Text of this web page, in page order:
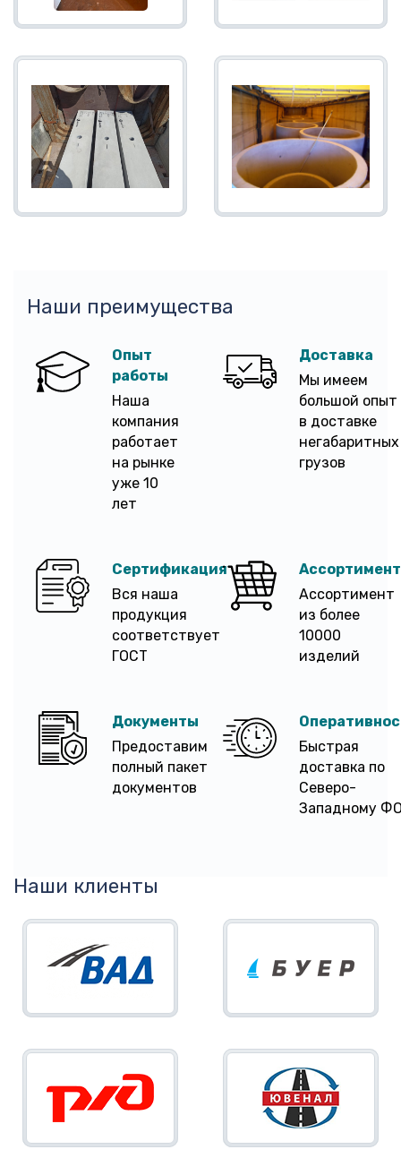
Наши преимущества
Опыт
работы
Наша
компания
работает
на рынке
уже 10
лет
Доставка
Мы имеем
большой опыт
в доставке
негабаритных
грузов
Сертификация
Вся наша
продукция
соответствует
ГОСТ
Ассортимент
Ассортимент
из более
10000
изделий
Документы
Предоставим
полный пакет
документов
Быстрая
доставка по
Северо-
Западному
Наши клиенты